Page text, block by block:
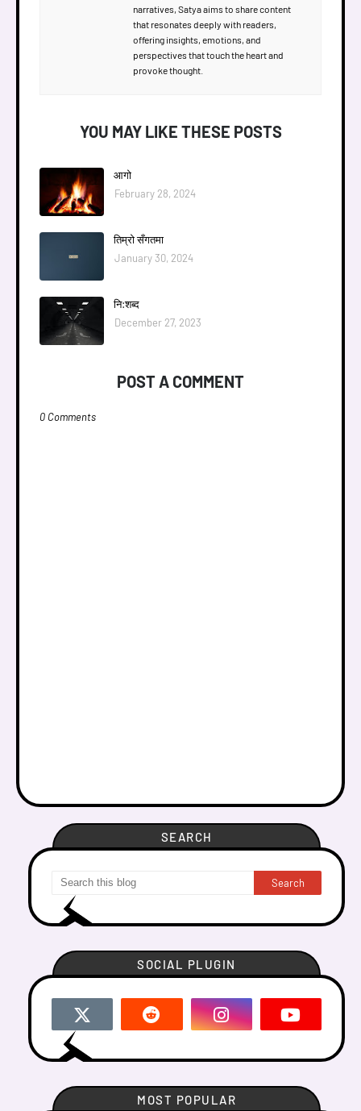
narratives, Satya aims to share content
that resonates deeply with readers,
offering insights, emotions, and
perspectives that touch the heart and
provoke thought.
YOU MAY LIKE THESE POSTS
आगाे
February 28, 2024
तिम्राे सँगतमा
January 30, 2024
नि:शब्द
December 27, 2023
POST A COMMENT
0 Comments
SEARCH
SOCIAL PLUGIN
MOST POPULAR